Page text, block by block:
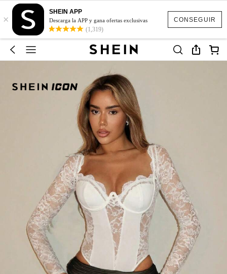
CONSEGUIR
×
SHEIN APP
Descarga la APP y gana ofertas exclusivas
(1,319)